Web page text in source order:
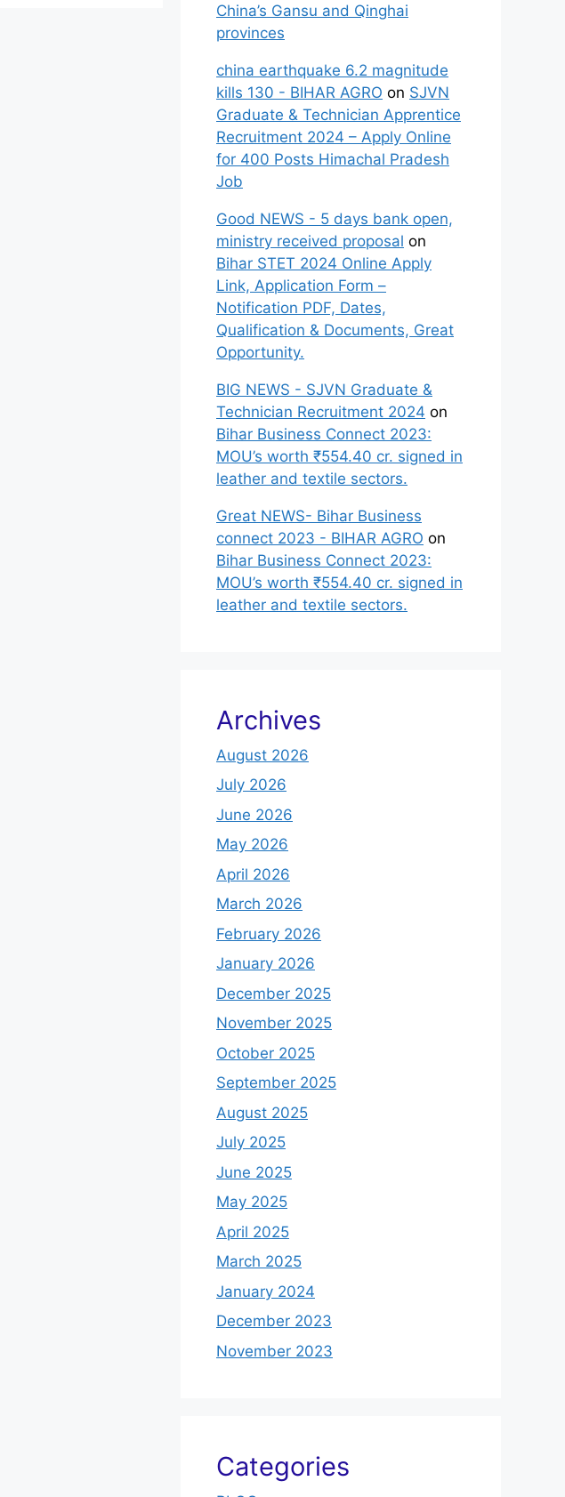
China’s Gansu and Qinghai
provinces
china earthquake 6.2 magnitude
kills 130 - BIHAR AGRO on SJVN
Graduate & Technician Apprentice
Recruitment 2024 – Apply Online
for 400 Posts Himachal Pradesh
Job
Good NEWS - 5 days bank open,
ministry received proposal on
Bihar STET 2024 Online Apply
Link, Application Form –
Notification PDF, Dates,
Qualification & Documents, Great
Opportunity.
BIG NEWS - SJVN Graduate &
Technician Recruitment 2024 on
Bihar Business Connect 2023:
MOU’s worth ₹554.40 cr. signed in
leather and textile sectors.
Great NEWS- Bihar Business
connect 2023 - BIHAR AGRO on
Bihar Business Connect 2023:
MOU’s worth ₹554.40 cr. signed in
leather and textile sectors.
Archives
August 2026
July 2026
June 2026
May 2026
April 2026
March 2026
February 2026
January 2026
December 2025
November 2025
October 2025
September 2025
August 2025
July 2025
June 2025
May 2025
April 2025
March 2025
January 2024
December 2023
November 2023
Categories